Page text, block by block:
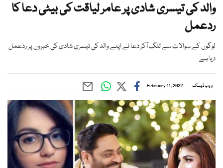
والد کی تیسری شادی پر عامر لیاقت کی بیٹی دعا کا
ردعمل
لوگوں کے سوالات سے تنگ آکر دعا نے اپنے والد کی تیسری شادی کی خبروں پر ردعمل
دیا ہے
ویب ڈیسک February 11, 2022